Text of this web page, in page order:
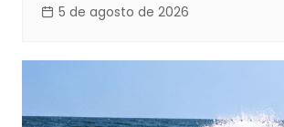
5 de agosto de 2026